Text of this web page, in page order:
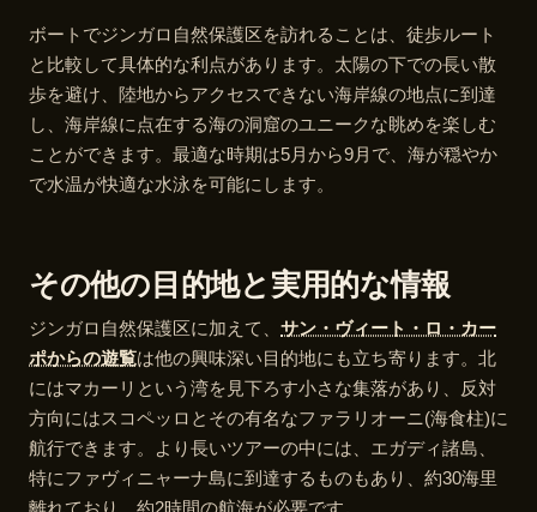
ボートでジンガロ自然保護区を訪れることは、徒歩ルート
と比較して具体的な利点があります。太陽の下での長い散
歩を避け、陸地からアクセスできない海岸線の地点に到達
し、海岸線に点在する海の洞窟のユニークな眺めを楽しむ
ことができます。最適な時期は5月から9月で、海が穏やか
で水温が快適な水泳を可能にします。
その他の目的地と実用的な情報
ジンガロ自然保護区に加えて、 サン・ヴィート・ロ・カー
ポからの遊覧は他の興味深い目的地にも立ち寄ります。北
にはマカーリという湾を見下ろす小さな集落があり、反対
方向にはスコペッロとその有名なファラリオーニ(海食柱)に
航行できます。より長いツアーの中には、エガディ諸島、
特にファヴィニャーナ島に到達するものもあり、約30海里
離れており、約2時間の航海が必要です。